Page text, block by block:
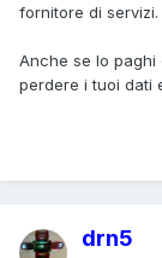
fornitore di servizi.
Anche se lo paghi
perdere i tuoi dati
drn5